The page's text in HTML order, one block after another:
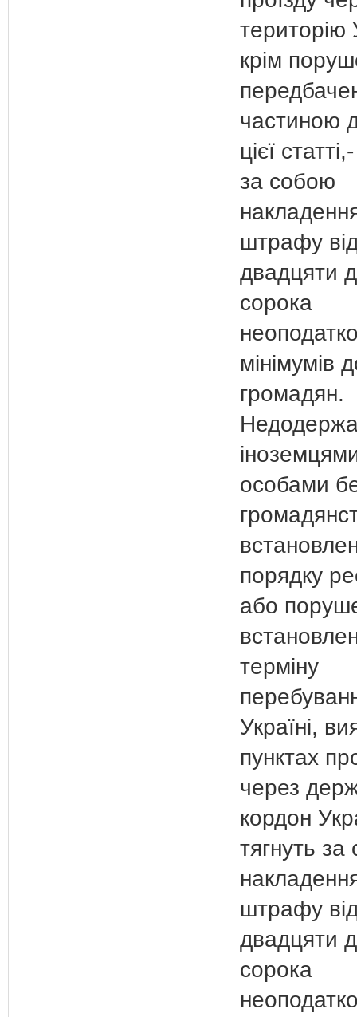
територію
крім
частиною
цієї
за собою
штрафу
двадцяти
сорока
мінімумів
громадян.
особами
порядку
або
терміну
Україні,
пунктах
через
кордон
тягнуть
штрафу
двадцяти
сорока